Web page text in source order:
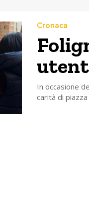
Cronaca
In occasione
carità di